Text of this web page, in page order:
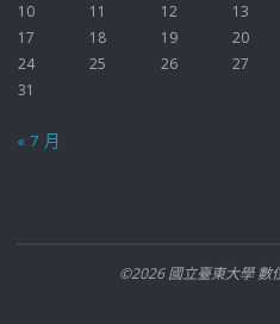
10
11 12 13
17
18 19 20
24
25 26 27
31
« 7 月
©2026 國立臺東大學 數